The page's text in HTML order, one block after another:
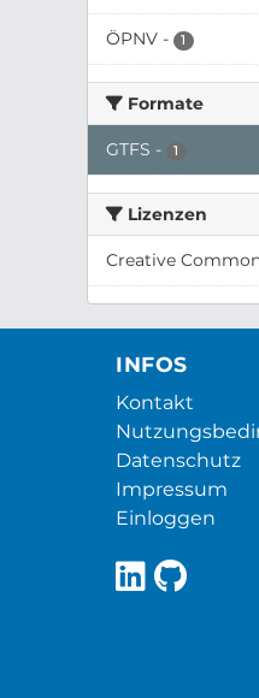
ÖPNV - 1
Formate
GTFS - 1
Lizenzen
Creative
INFOS
Kontakt
Datenschutz
Impressum
Einloggen